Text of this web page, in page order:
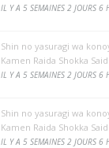
IL Y A 5 SEMAINES 2 JOURS 6
Shin no yasuragi wa
Kamen Raida Shokka
IL Y A 5 SEMAINES 2 JOURS 6
Shin no yasuragi wa
Kamen Raida Shokka
IL Y A 5 SEMAINES 2 JOURS 6